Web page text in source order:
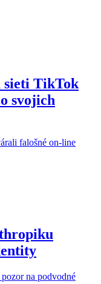
sieti TikTok
svojich